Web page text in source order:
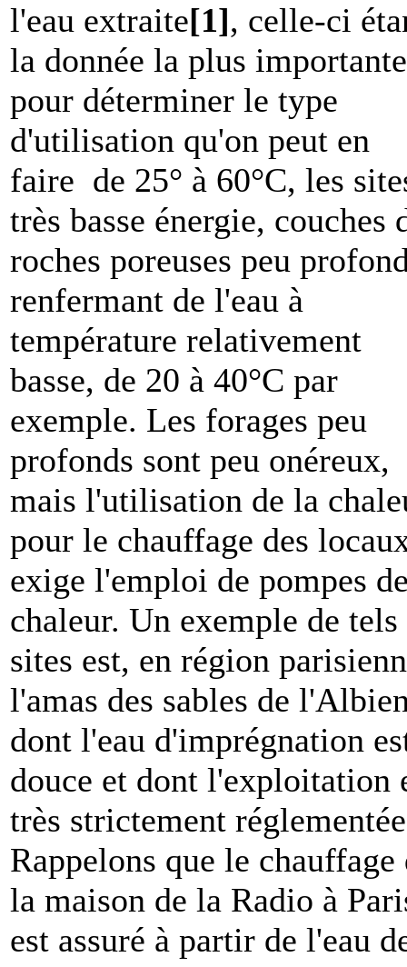
l'eau extraite[1], celle-ci
la donnée la plus importante
pour déterminer le type
d'utilisation qu'on peut en
faire de 25° à 60°C, les
très basse énergie, couches
roches poreuses peu
renfermant de l'eau à
température relativement
basse, de 20 à 40°C par
exemple. Les forages peu
profonds sont peu onéreux,
mais l'utilisation de la
pour le chauffage des
exige l'emploi de pompes
chaleur. Un exemple de tels
sites est, en région
l'amas des sables de
dont l'eau d'imprégnation
douce et dont l'exploitation
très strictement
Rappelons que le chauffage
la maison de la Radio à
est assuré à partir de l'eau